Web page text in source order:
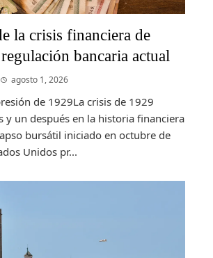
la crisis financiera de
bancaria actual
agosto 1, 2026
de 1929La crisis de 1929
y un después en la historia financiera
bursátil iniciado en octubre de
Unidos pr...